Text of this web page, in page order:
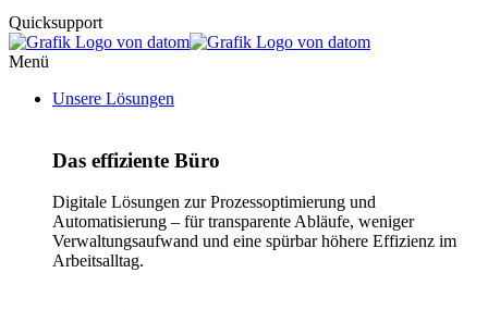
Quicksupport
Menü
Unsere Lösungen
Das effiziente Büro
Digitale Lösungen zur Prozessoptimierung und
Automatisierung – für transparente Abläufe, weniger
Verwaltungsaufwand und eine spürbar höhere Effizienz im
Arbeitsalltag.